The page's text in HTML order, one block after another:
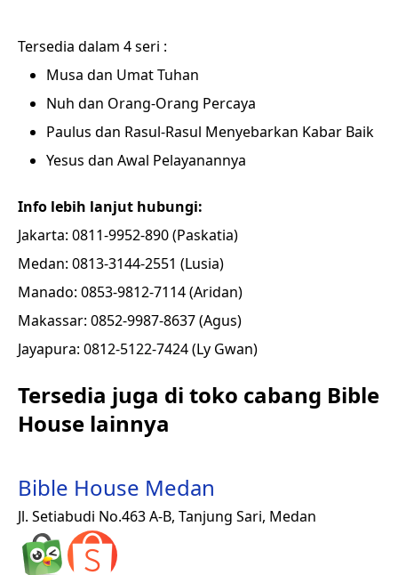
Tersedia dalam 4 seri :
Musa dan Umat Tuhan
Nuh dan Orang-Orang Percaya
Paulus dan Rasul-Rasul Menyebarkan Kabar Baik
Yesus dan Awal Pelayanannya
Info lebih lanjut hubungi:
Jakarta: 0811-9952-890 (Paskatia)
Medan: 0813-3144-2551 (Lusia)
Manado: 0853-9812-7114 (Aridan)
Makassar: 0852-9987-8637 (Agus)
Jayapura: 0812-5122-7424 (Ly Gwan)
Tersedia juga di toko cabang Bible
House lainnya
Bible House Medan
Jl. Setiabudi No.463 A-B, Tanjung Sari, Medan